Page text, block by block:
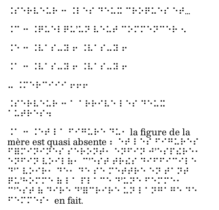
⠨⠎⠑⠗⠧⠑⠥⠗ ⠒ ⠨⠇⠑⠎ ⠙⠑⠥⠭ ⠉⠗⠕⠟⠥⠑⠎ ⠑⠞…
⠨⠉ ⠒ ⠨⠟⠥⠑⠇⠟⠥’⠥⠝ ⠧⠑⠥⠞ ⠉⠕⠍⠍⠑⠝⠉⠑⠗ ⠢
⠨⠑ ⠒ ⠨⠧⠁⠎⠤⠽ ⠖ ⠨⠧⠁⠎⠤⠽ ⠖
⠨⠁ ⠒ ⠨⠧⠁⠎⠤⠽ ⠖ ⠨⠧⠁⠎⠤⠽ ⠖
⠤ ⠨⠍⠑⠗⠉⠊⠊⠊ ⠖⠖⠖
⠨⠎⠑⠗⠧⠑⠥⠗ ⠒ ⠁ ⠁⠗⠗⠊⠧⠑ ⠇⠑⠎ ⠙⠑⠥⠭
⠁⠥⠞⠗⠑⠎⠲
⠨⠁ ⠒ ⠨⠑⠞ ⠇⠁ ⠋⠊⠛⠥⠗⠑ ⠙⠥⠂ la figure de la
mère est quasi absente ⠆ ⠑⠞ ⠇⠑⠎ ⠋⠊⠛⠥⠗⠑⠎
⠋⠿⠍⠊⠝⠊⠝⠑⠎ ⠎⠑⠗⠕⠝⠞⠂ ⠑⠝⠋⠊⠝ ⠚’⠑⠎⠏⠮⠗⠑⠂
⠑⠝⠋⠊⠝ ⠧⠕⠊⠇⠷⠂ ⠉’⠑⠎⠞ ⠞⠗⠮⠎ ⠙⠊⠋⠋⠊⠉⠊⠇⠑
⠙’⠁⠧⠕⠊⠗⠂ ⠙⠑⠂ ⠙⠑ ⠎⠑ ⠍⠑⠞⠞⠗⠑ ⠑⠝ ⠞⠁⠝⠞
⠟⠥’⠓⠕⠍⠍⠑ ⠷ ⠇⠁ ⠏⠇⠁⠉⠑ ⠙’⠥⠝⠑ ⠋⠑⠍⠍⠑⠂
⠉’⠑⠎⠞ ⠷ ⠙⠊⠗⠑ ⠙’⠿⠉⠗⠊⠗⠑ ⠥⠝ ⠇⠁⠝⠛⠁⠛⠑ ⠙⠑
⠋⠑⠍⠍⠑⠎⠂ en fait.